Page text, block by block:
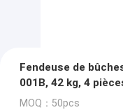
Fendeuse de
001B, 42 kg, 4
ferme/camping
MOQ：50pcs